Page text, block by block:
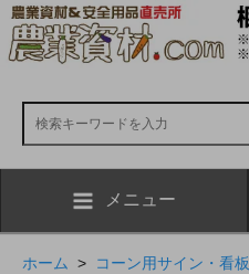
メニュー
ホーム > コーン用サイン・看板